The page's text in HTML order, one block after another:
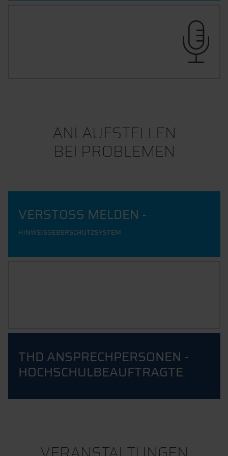
ANLAUFSTELLEN
BEI PROBLEMEN
VERSTOSS MELDEN -
HINWEISGEBERSCHUTZSYSTEM
THD ANSPRECHPERSONEN -
HOCHSCHULB­EAUFTRAGTE